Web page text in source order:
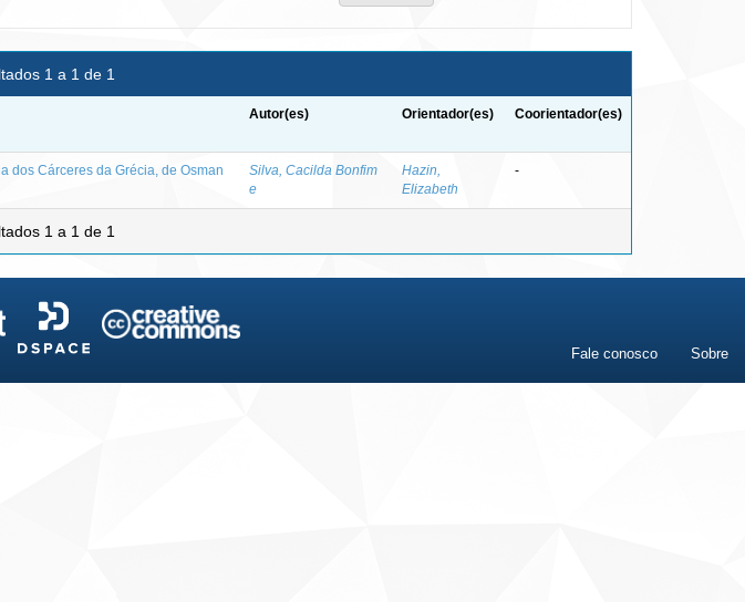
1 a 1 de 1
Autor(es) Orientador(es) Coorientador(es)
dos Cárceres da Grécia, de Osman
Silva, Cacilda Bonfim
e
Hazin,
Elizabeth
-
1 a 1 de 1
Fale conosco Sobre